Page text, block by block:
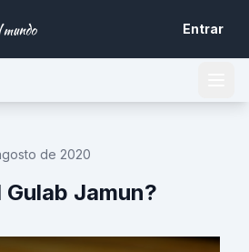
mundo Entrar
de 2020
Jamun?